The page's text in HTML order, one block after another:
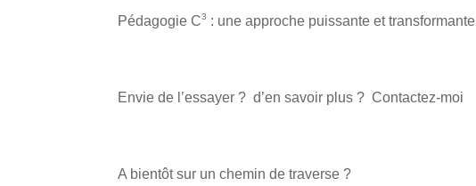
Pédagogie C3 : une approche puissante et transformante
Envie de l’essayer ? d’en savoir plus ? Contactez-moi
A bientôt sur un chemin de traverse ?